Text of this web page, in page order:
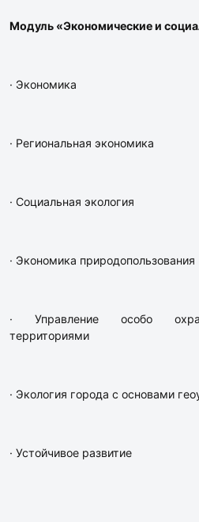
Модуль «Экономические и
· Экономика
· Региональная экономика
· Социальная экология
· Экономика природопользования
· Управление особо
территориями
· Экология города с основами
· Устойчивое развитие